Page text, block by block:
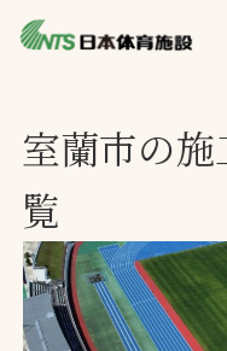
ニュース
プレスリリース
レポート
製品・サービス一覧
室蘭市の
覧